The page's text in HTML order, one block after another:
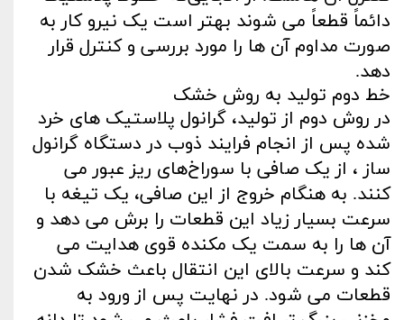
دائماً قطعاً می‌ شوند بهتر است یک نیرو کار به
‌صورت مداوم آن‌ ها را مورد بررسی و کنترل قرار
دهد.
خط دوم تولید به روش خشک
در روش دوم از تولید، گرانول پلاستیک‌ های خرد
شده پس از انجام فرایند ذوب در دستگاه گرانول
ساز ، از یک صافی با سوراخ‌های ریز عبور می‌
کنند. به هنگام خروج از این صافی، یک تیغه با
سرعت بسیار زیاد این قطعات را برش می‌ دهد و
آن‌ ها را به سمت یک مکنده قوی هدایت می‌
کند و سرعت ‌بالای این انتقال باعث خشک شدن
قطعات می‌ شود. در نهایت پس از ورود به